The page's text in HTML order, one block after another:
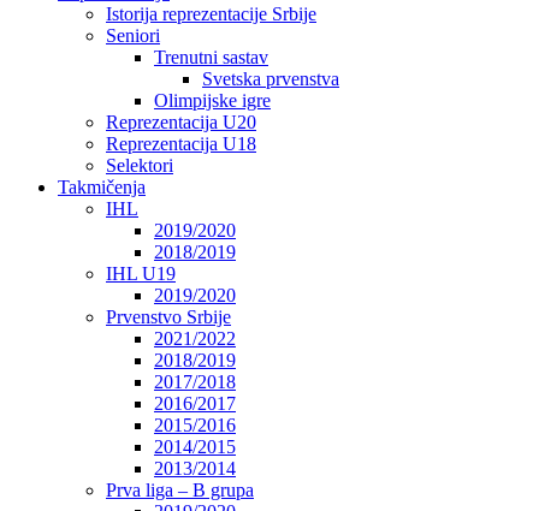
Istorija reprezentacije Srbije
Seniori
Trenutni sastav
Svetska prvenstva
Olimpijske igre
Reprezentacija U20
Reprezentacija U18
Selektori
Takmičenja
IHL
2019/2020
2018/2019
IHL U19
2019/2020
Prvenstvo Srbije
2021/2022
2018/2019
2017/2018
2016/2017
2015/2016
2014/2015
2013/2014
Prva liga – B grupa